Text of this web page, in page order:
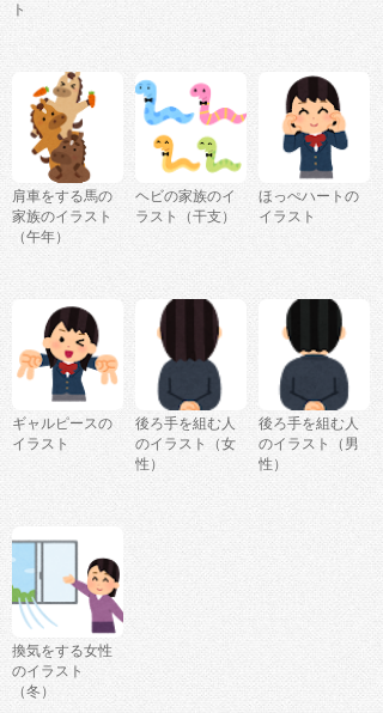
ト
肩車をする馬の
家族のイラスト
（午年）
ヘビの家族のイ
ラスト（干支）
ほっぺハートの
イラスト
ギャルピースの
イラスト
後ろ手を組む人
のイラスト（女
性）
後ろ手を組む人
のイラスト（男
性）
換気をする女性
のイラスト
（冬）